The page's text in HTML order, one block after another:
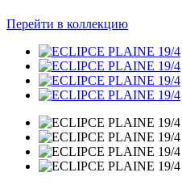
Перейти в коллекцию